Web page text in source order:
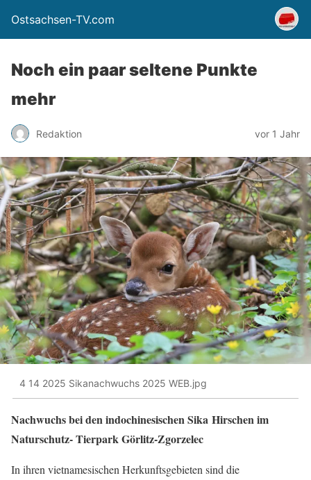
Ostsachsen-TV.com
Noch ein paar seltene Punkte
mehr
Redaktion vor 1 Jahr
4 14 2025 Sikanachwuchs 2025 WEB.jpg
Nachwuchs bei den indochinesischen Sika Hirschen im
Naturschutz- Tierpark Görlitz-Zgorzelec
In ihren vietnamesischen Herkunftsgebieten sind die